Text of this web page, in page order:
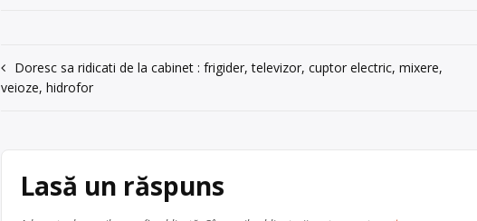
Navigare
în
Doresc sa ridicati de la cabinet : frigider, televizor, cuptor electric, mixere,
veioze, hidrofor
Lasă un răspuns